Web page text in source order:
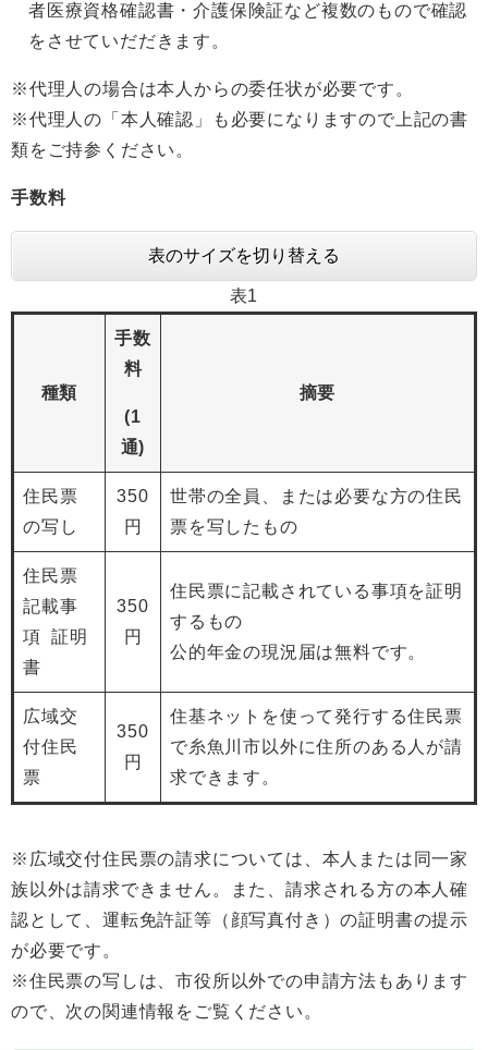
者医療資格確認書・介護保険証など複数のもので確認
をさせていだだきます。
※代理人の場合は本人からの委任状が必要です。
※代理人の「本人確認」も必要になりますので上記の書
類をご持参ください。
手数料
表のサイズを切り替える
表1
種類
手数
料
(1
通)
摘要
住民票
の写し
350
円
世帯の全員、または必要な方の住民
票を写したもの
住民票
記載事
項 証明
書
350
円
住民票に記載されている事項を証明
するもの
公的年金の現況届は無料です。
広域交
付住民
票
350
円
住基ネットを使って発行する住民票
で糸魚川市以外に住所のある人が請
求できます。
※広域交付住民票の請求については、本人または同一家
族以外は請求できません。また、請求される方の本人確
認として、運転免許証等（顔写真付き）の証明書の提示
が必要です。
※住民票の写しは、市役所以外での申請方法もあります
ので、次の関連情報をご覧ください。